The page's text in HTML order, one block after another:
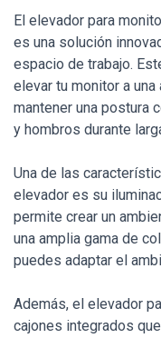
El elevador para
es una solución
espacio de trabajo.
elevar tu monitor a
mantener una postura
y hombros durante
Una de las
elevador es su
permite crear un
una amplia gama de
puedes adaptar el
Además, el elevador
cajones integrados